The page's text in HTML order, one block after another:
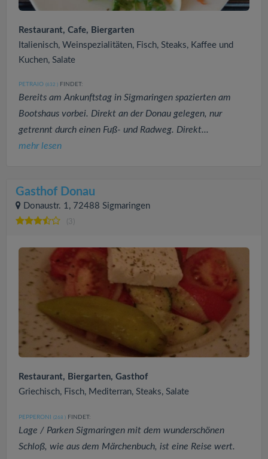
Restaurant, Cafe, Biergarten
Italienisch, Weinspezialitäten, Fisch, Steaks, Kaffee und
Kuchen, Salate
PETRAIO (632 ) FINDET:
Bereits am Ankunftstag in Sigmaringen spazierten am
Bootshaus vorbei. Direkt an der Donau gelegen, nur
getrennt durch einen Fuß- und Radweg. Direkt...
mehr lesen
Gasthof Donau
Donaustr. 1, 72488 Sigmaringen
(3)
Restaurant, Biergarten, Gasthof
Griechisch, Fisch, Mediterran, Steaks, Salate
PEPPERONI (268 ) FINDET:
Lage / Parken Sigmaringen mit dem wunderschönen
Schloß, wie aus dem Märchenbuch, ist eine Reise wert.